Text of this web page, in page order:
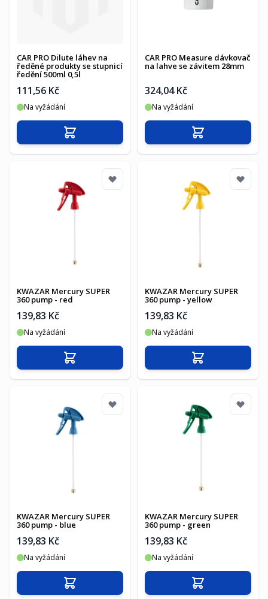
CAR PRO Dilute láhev na
ředěné produkty se stupnicí
ředění 500ml 0,5l
111,56 Kč
Na vyžádání
Přidat do košíku
CAR PRO Measure dávkovač
na lahve se závitem 28mm
324,04 Kč
Na vyžádání
Přidat do košíku
KWAZAR Mercury SUPER
360 pump - red
139,83 Kč
Na vyžádání
Přidat do košíku
KWAZAR Mercury SUPER
360 pump - yellow
139,83 Kč
Na vyžádání
Přidat do košíku
KWAZAR Mercury SUPER
360 pump - blue
139,83 Kč
Na vyžádání
Přidat do košíku
KWAZAR Mercury SUPER
360 pump - green
139,83 Kč
Na vyžádání
Přidat do košíku